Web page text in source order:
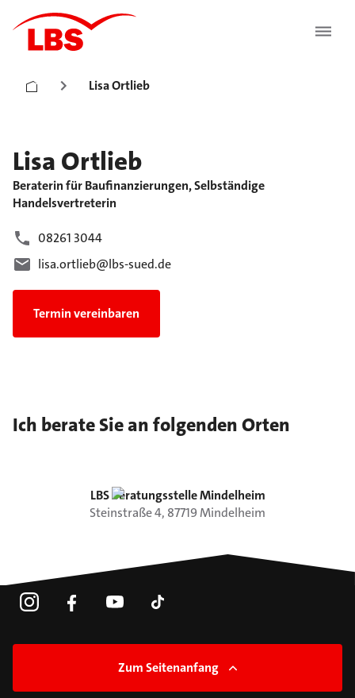
Lisa Ortlieb
Lisa Ortlieb
Beraterin für Baufinanzierungen, Selbständige
Handelsvertreterin
08261 3044
lisa.ortlieb@lbs-sued.de
Termin vereinbaren
Ich berate Sie an folgenden Orten
LBS Beratungsstelle Mindelheim
Steinstraße4, 87719Mindelheim
Zum Seitenanfang